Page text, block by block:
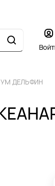
УМ ДЕЛЬФИН